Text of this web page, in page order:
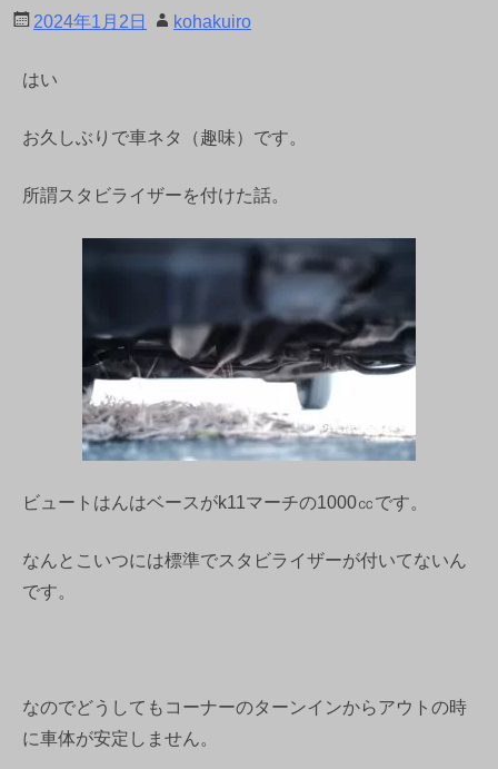
2024年1月2日 kohakuiro
はい
お久しぶりで車ネタ（趣味）です。
所謂スタビライザーを付けた話。
ビュートはんはベースがk11マーチの1000㏄です。
なんとこいつには標準でスタビライザーが付いてないん
です。
なのでどうしてもコーナーのターンインからアウトの時
に車体が安定しません。